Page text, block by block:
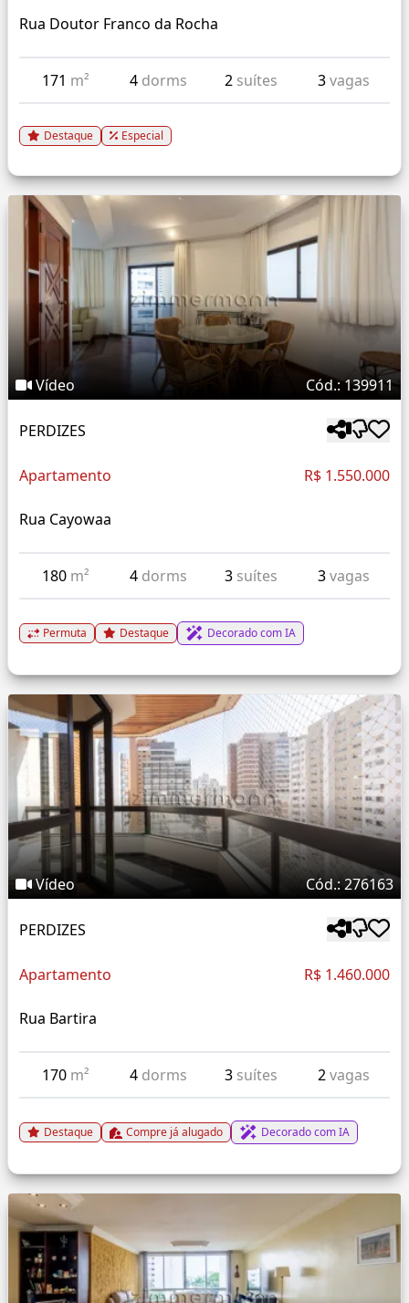
Rua Doutor Franco da Rocha
171 m² 4 dorms 2 suítes 3vagas
Destaque Especial
Vídeo Cód.: 139911
PERDIZES
Apartamento R$ 1.550.000
Rua Cayowaa
180 m² 4 dorms 3 suítes 3vagas
Permuta Destaque Decorado com IA
Vídeo Cód.: 276163
PERDIZES
Apartamento R$ 1.460.000
Rua Bartira
170 m² 4 dorms 3 suítes 2vagas
Destaque Compre já alugado Decorado com IA